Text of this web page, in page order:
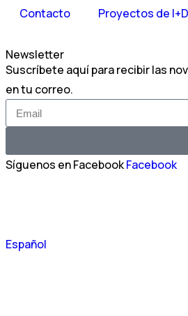
Contacto
Proyectos de
Newsletter
Suscríbete aquí para recibir las
en tu correo.
Síguenos en FacebookFacebook
Español
Português